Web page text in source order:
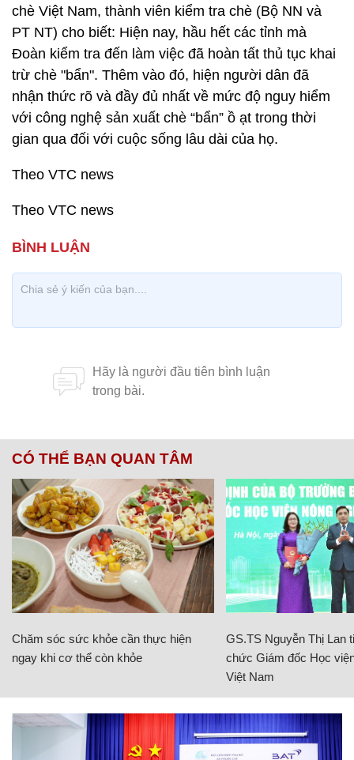
chè Việt Nam, thành viên kiểm tra chè (Bộ NN và
PT NT) cho biết: Hiện nay, hầu hết các tỉnh mà
Đoàn kiểm tra đến làm việc đã hoàn tất thủ tục khai
trừ chè "bẩn". Thêm vào đó, hiện người dân đã
nhận thức rõ và đầy đủ nhất về mức độ nguy hiểm
với công nghệ sản xuất chè “bẩn” ồ ạt trong thời
gian qua đối với cuộc sống lâu dài của họ.
Theo VTC news
Theo VTC news
CÓ THỂ BẠN QUAN TÂM
Chăm sóc sức khỏe cần thực hiện
ngay khi cơ thể còn khỏe
GS.TS Nguyễn Thị Lan
chức Giám đốc Học
Việt Nam